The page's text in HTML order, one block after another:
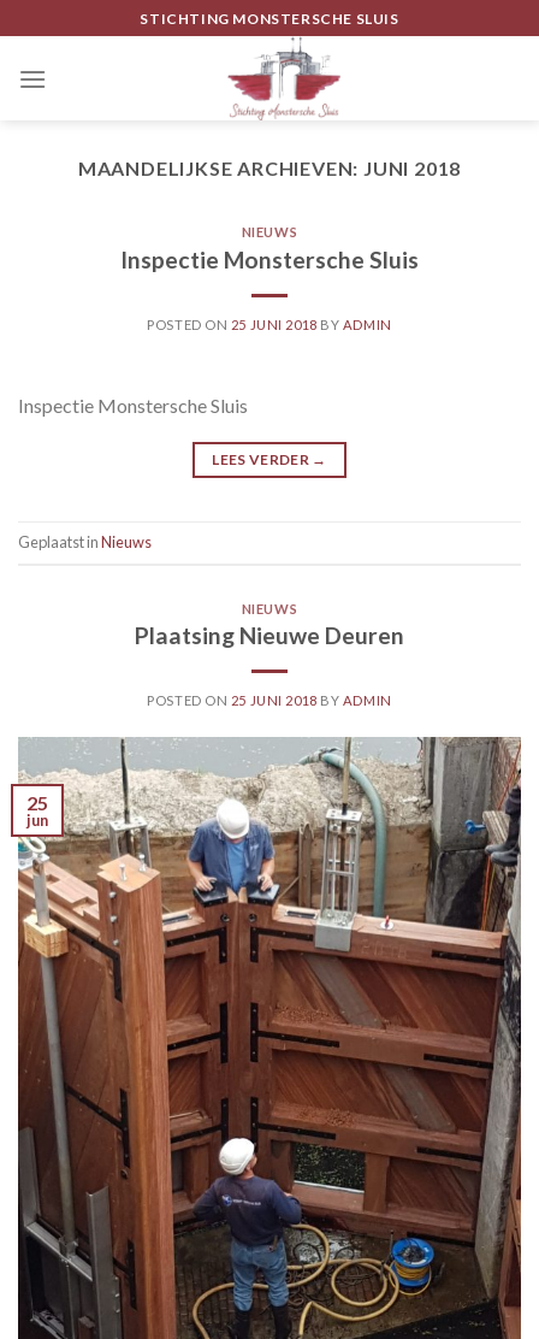
to
content
STICHTING MONSTERSCHE SLUIS
MAANDELIJKSE ARCHIEVEN: JUNI 2018
NIEUWS
Inspectie Monstersche Sluis
POSTED ON 25 JUNI 2018 BY ADMIN
Inspectie Monstersche Sluis
LEES VERDER →
Geplaatst inNieuws
NIEUWS
Plaatsing Nieuwe Deuren
POSTED ON 25 JUNI 2018 BY ADMIN
25
jun